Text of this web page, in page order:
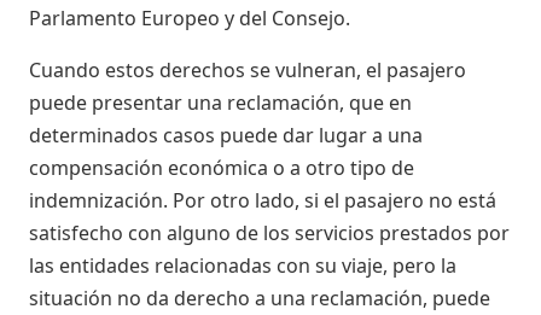
Parlamento Europeo y del Consejo.
Cuando estos derechos se vulneran, el pasajero
puede presentar una reclamación, que en
determinados casos puede dar lugar a una
compensación económica o a otro tipo de
indemnización. Por otro lado, si el pasajero no está
satisfecho con alguno de los servicios prestados por
las entidades relacionadas con su viaje, pero la
situación no da derecho a una reclamación, puede